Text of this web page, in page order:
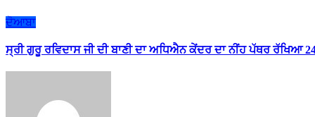
ਦੋਆਬਾ
ਸ੍ਰੀ ਗੁਰੂ ਰਵਿਦਾਸ ਜੀ ਦੀ ਬਾਣੀ ਦਾ ਅਧਿਐਨ ਕੇਂਦਰ ਦਾ ਨੀਂਹ ਪੱਥਰ ਰੱਖਿਆ